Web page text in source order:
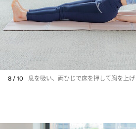
8 / 10 息を吸い、両ひじで床を押して胸を上げ